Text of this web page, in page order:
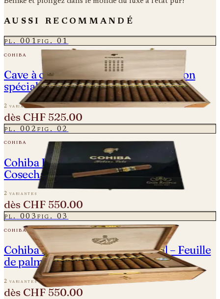
aussi recommandé
pl. 001fig. 01
cohiba
Cave à cigares Cohiba Behike - Édition
spéciale
2 variantes
dès CHF 525.00
pl. 002fig. 02
cohiba
Cohiba Esplendidos Gran Reserva -
Cosecha 2017
2 variantes
dès CHF 550.00
pl. 003fig. 03
cohiba
Cohiba Ideales - Edición Especial – Feuille
de palmier
2 variantes
dès CHF 550.00